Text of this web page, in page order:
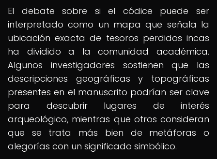
El debate sobre si el códice puede ser
interpretado como un mapa que señala la
ubicación exacta de tesoros perdidos incas
ha dividido a la comunidad académica.
Algunos investigadores sostienen que las
descripciones geográficas y topográficas
presentes en el manuscrito podrían ser clave
para descubrir lugares de interés
arqueológico, mientras que otros consideran
que se trata más bien de metáforas o
alegorías con un significado simbólico.